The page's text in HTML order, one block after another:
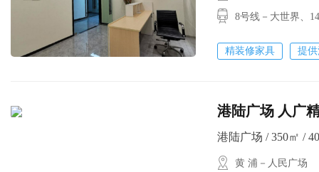
8号线－大世界
精装修家具 提
港陆广场 人广
港陆广场 / 350㎡ / 40
黄 浦－人民广场